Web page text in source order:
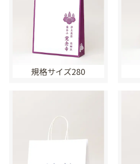
規格サイズ280